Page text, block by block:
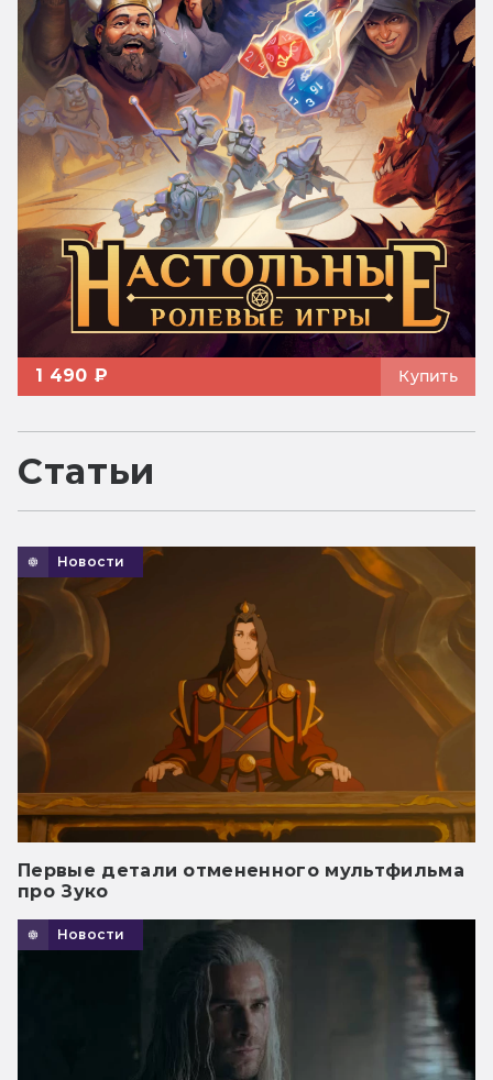
1 490 ₽ Купить
Статьи
Новости
Первые детали отмененного мультфильма
про Зуко
Новости